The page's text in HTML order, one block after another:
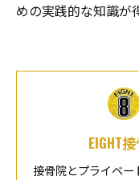
めの実践的な知識が
EIGHT
接骨院とプライベ